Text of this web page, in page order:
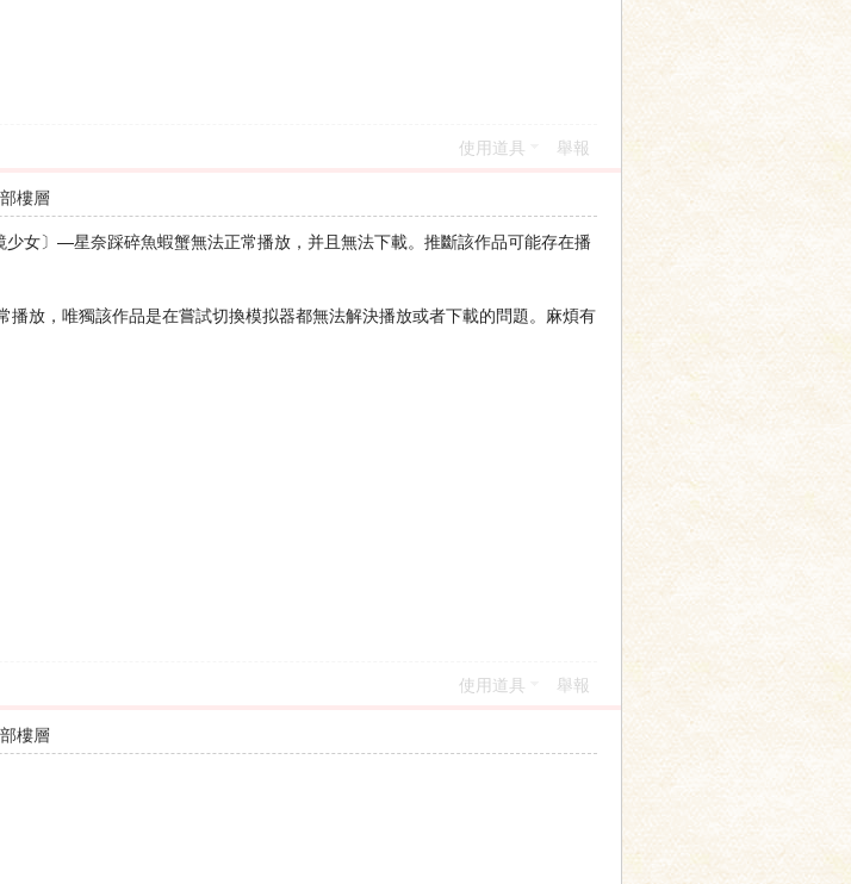
使用道具 舉報
樓層
女〕—星奈踩碎魚蝦蟹無法正常播放，并且無法下載。推斷該作品可能存在播
播放，唯獨該作品是在嘗試切換模拟器都無法解決播放或者下載的問題。麻煩有
使用道具 舉報
樓層